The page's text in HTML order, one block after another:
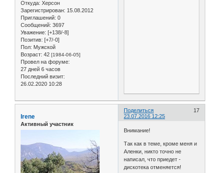
Откуда: Херсон
Зарегистрирован: 15.08.2012
Приглашений: 0
Сообщений: 3697
Уважение: [+138/-8]
Позитив: [+7/-0]
Пол: Мужской
Возраст: 42 [1984-06-05]
Провел на форуме:
27 дней 6 часов
Последний визит:
26.02.2020 10:28
Поделиться
17
23.07.2016 12:25
Irene
Активный участник
Внимание!
Так как в теме, кроме меня и
Аленки, никто точно не
написал, что приедет -
дискотека отменяется!